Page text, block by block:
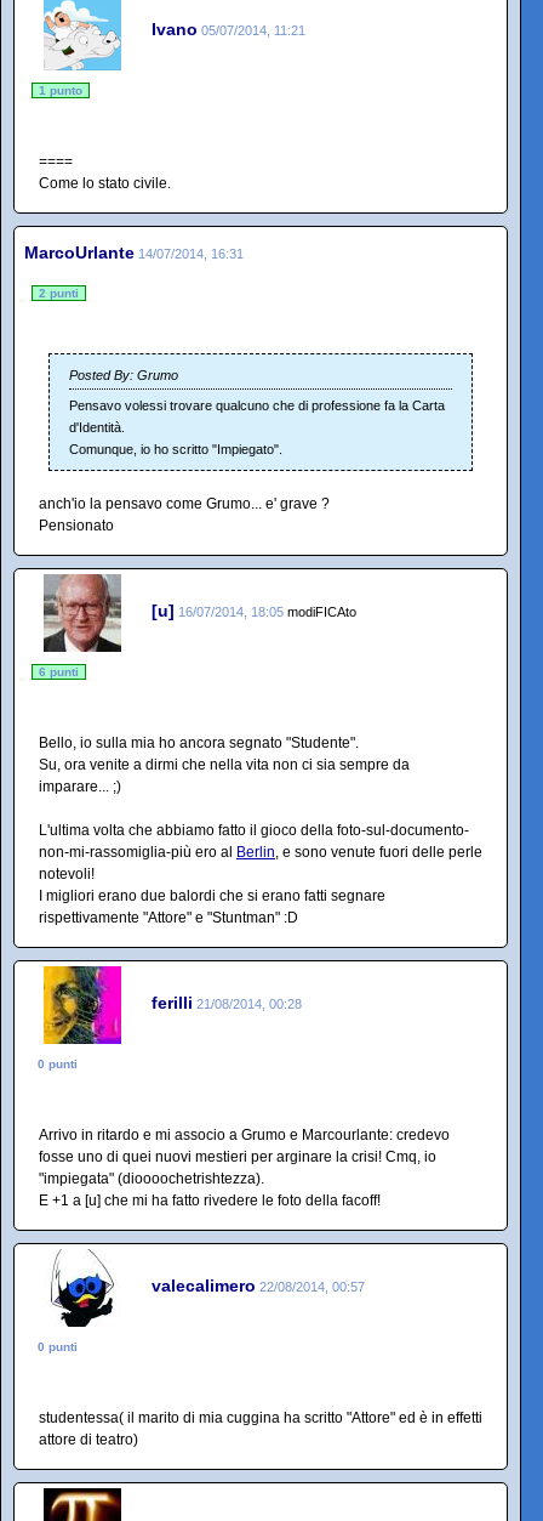
Ivano 05/07/2014, 11:21
1 punto
====
Come lo stato civile.
MarcoUrlante 14/07/2014, 16:31
2 punti
Posted By: Grumo
Pensavo volessi trovare qualcuno che di professione fa la Carta
d'Identità.
Comunque, io ho scritto "Impiegato".
anch'io la pensavo come Grumo... e' grave ?
Pensionato
[u] 16/07/2014, 18:05 modiFICAto
6 punti
Bello, io sulla mia ho ancora segnato "Studente".
Su, ora venite a dirmi che nella vita non ci sia sempre da
imparare... ;)
L'ultima volta che abbiamo fatto il gioco della foto-sul-documento-
non-mi-rassomiglia-più ero al Berlin, e sono venute fuori delle perle
notevoli!
I migliori erano due balordi che si erano fatti segnare
rispettivamente "Attore" e "Stuntman" :D
ferilli 21/08/2014, 00:28
0 punti
Arrivo in ritardo e mi associo a Grumo e Marcourlante: credevo
fosse uno di quei nuovi mestieri per arginare la crisi! Cmq, io
"impiegata" (dioooochetrishtezza).
E +1 a [u] che mi ha fatto rivedere le foto della facoff!
valecalimero 22/08/2014, 00:57
0 punti
studentessa( il marito di mia cuggina ha scritto "Attore" ed è in effetti
attore di teatro)